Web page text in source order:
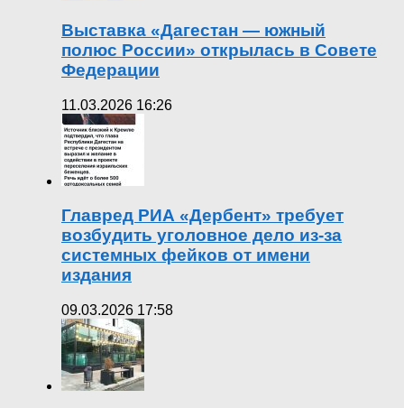
Выставка «Дагестан — южный
полюс России» открылась в Совете
Федерации
11.03.2026 16:26
Главред РИА «Дербент» требует
возбудить уголовное дело из-за
системных фейков от имени
издания
09.03.2026 17:58